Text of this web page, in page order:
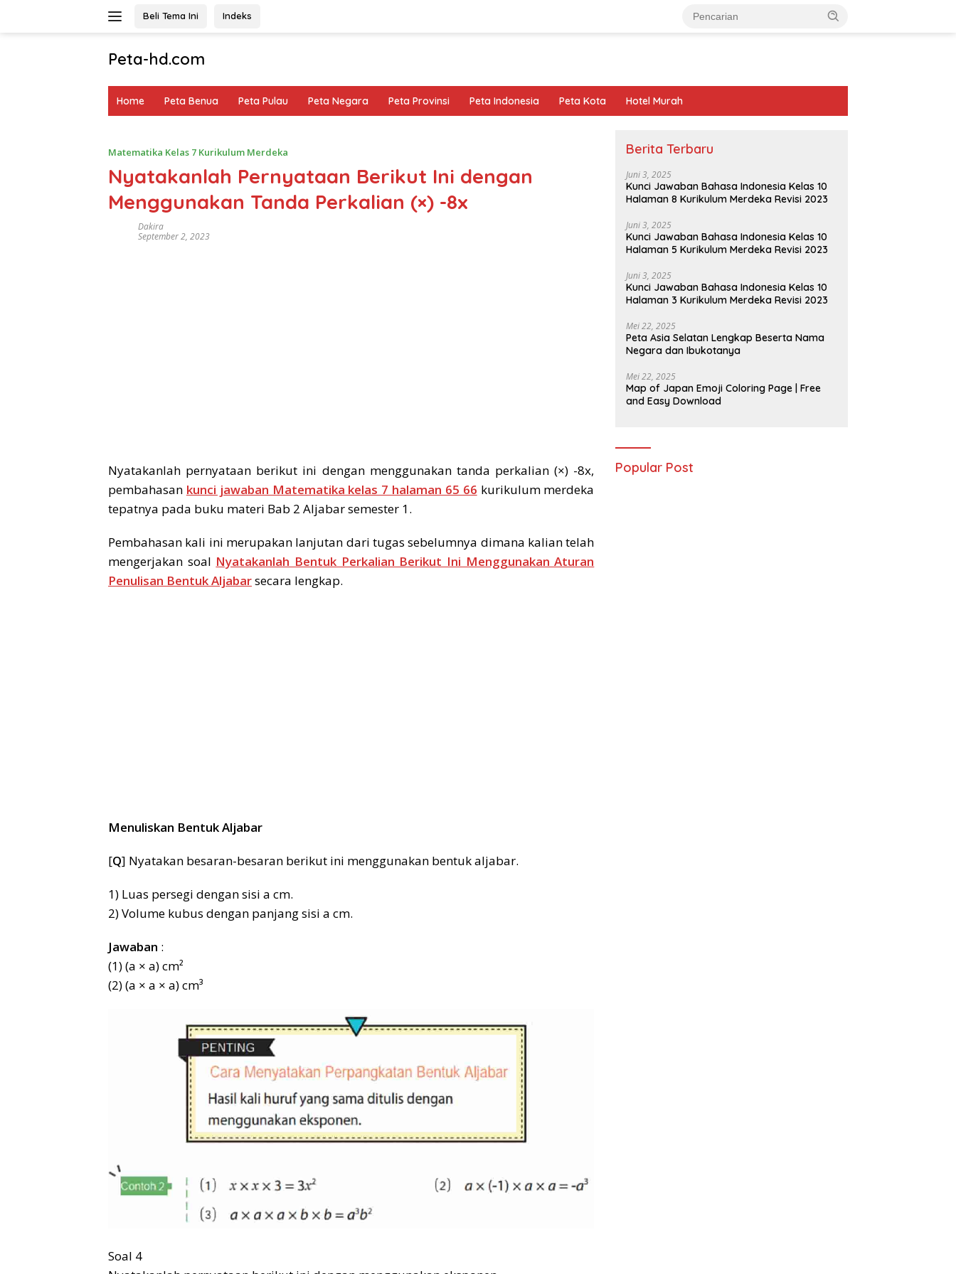
Beli Tema Ini Indeks
Peta-hd.com
Gambar
Home Peta Benua Peta Pulau Peta Negara Peta Provinsi Peta Indonesia Peta Kota Hotel Murah
Matematika Kelas 7 Kurikulum Merdeka
Nyatakanlah Pernyataan Berikut Ini dengan
Menggunakan Tanda Perkalian (×) -8x
Dakira
September 2, 2023
Nyatakanlah pernyataan berikut ini dengan menggunakan tanda perkalian (×) -8x,
pembahasan kunci jawaban Matematika kelas 7 halaman 65 66 kurikulum merdeka
tepatnya pada buku materi Bab 2 Aljabar semester 1.
Pembahasan kali ini merupakan lanjutan dari tugas sebelumnya dimana kalian telah
mengerjakan soal Nyatakanlah Bentuk Perkalian Berikut Ini Menggunakan Aturan
Penulisan Bentuk Aljabarsecara lengkap.
Menuliskan Bentuk Aljabar
[Q] Nyatakan besaran-besaran berikut ini menggunakan bentuk aljabar.
1) Luas persegi dengan sisi a cm.
2) Volume kubus dengan panjang sisi a cm.
Jawaban :
(1) (a × a) cm²
(2) (a × a × a) cm³
Soal 4
Berita Terbaru
Juni 3, 2025
Kunci Jawaban Bahasa Indonesia Kelas 10
Halaman 8 Kurikulum Merdeka Revisi 2023
Juni 3, 2025
Kunci Jawaban Bahasa Indonesia Kelas 10
Halaman 5 Kurikulum Merdeka Revisi 2023
Juni 3, 2025
Kunci Jawaban Bahasa Indonesia Kelas 10
Halaman 3 Kurikulum Merdeka Revisi 2023
Mei 22, 2025
Peta Asia Selatan Lengkap Beserta Nama
Negara dan Ibukotanya
Mei 22, 2025
Map of Japan Emoji Coloring Page | Free
and Easy Download
Popular Post